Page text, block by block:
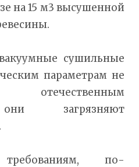
на 15 м3 высушенной
сушильные
параметрам не
отечественным
загрязняют
по-